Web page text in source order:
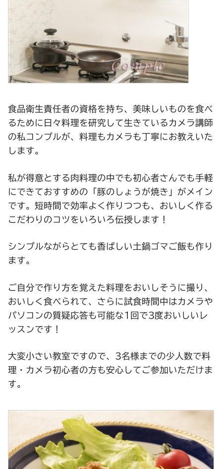
食品衛生責任者の資格を持ち、美味しいものを食べ
るために日々料理を研究して生きているカメラ講師
の私コンプルが、料理もカメラも丁寧にお教えいた
します。
私が得意とする肉料理の中でも初心者さんでも手軽
にできておすすめの「豚のしょうが焼き」がメイン
です。短時間で効率よく作りつつも、おいしく作る
こだわりのコツをいろいろ伝授します！
シンプルながらとても香ばしい土鍋ゴマご飯も作り
ます。
ご自分で作り方を覚えた料理をおいしそうに撮り、
おいしく食べられて、さらに試食時間中はカメラや
パソコンの質疑応答も可能な1回で3度おいしいレ
ッスンです！
大変小さい教室ですので、3名様までの少人数で料
理・カメラ初心者の方も安心してご参加いただけま
す。